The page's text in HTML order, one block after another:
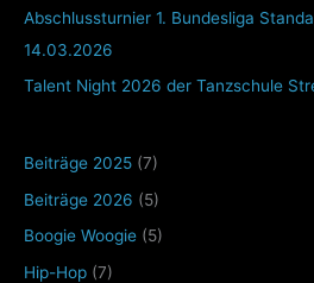
Abschlussturnier 1. Bundesliga
14.03.2026
Talent Night 2026 der Tanzschule
Beiträge 2025 (7)
Beiträge 2026 (5)
Boogie Woogie (5)
Hip-Hop (7)